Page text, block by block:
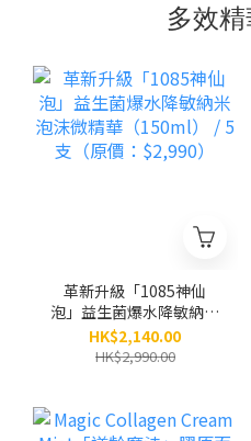
多效
革新升級「1085神仙
泡」益生菌爆水降敏納米
泡沫微精華（150ml） /
5支（原價：$2,990）
HK$2,140.00
HK$2,990.00